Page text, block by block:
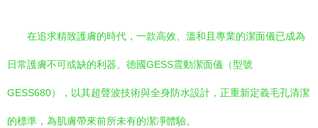
在追求精致護膚的時代，一款高效、溫和且專業的潔面儀已成為
日常護膚不可或缺的利器。德國GESS震動潔面儀（型號
GESS680），以其超聲波技術與全身防水設計，正重新定義毛孔清潔
的標準，為肌膚帶來前所未有的潔凈體驗。